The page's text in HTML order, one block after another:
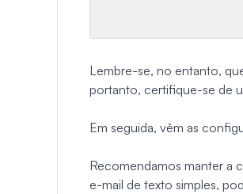
Lembre-se, no entanto,
portanto, certifique-se de
Em seguida, vêm as
Recomendamos manter a
e-mail de texto simples,